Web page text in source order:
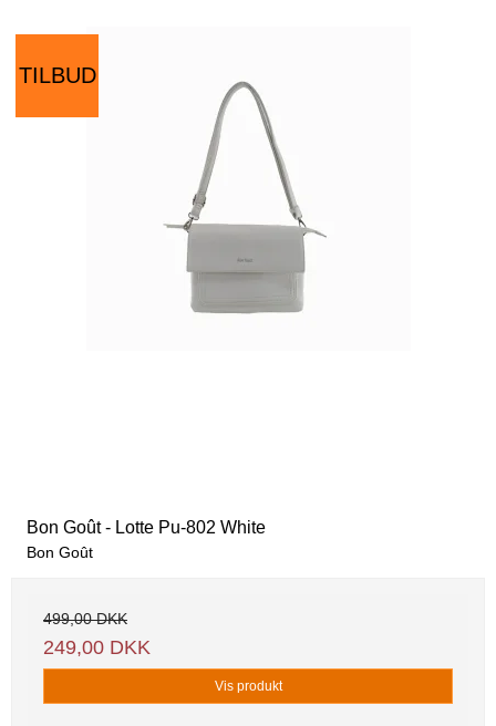
TILBUD
Bon Goût - Lotte Pu-802 White
Bon Goût
499,00 DKK
249,00 DKK
Vis produkt